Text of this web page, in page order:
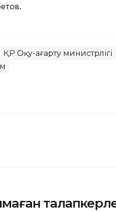
ҚР Оқу-ағарту министрлігі